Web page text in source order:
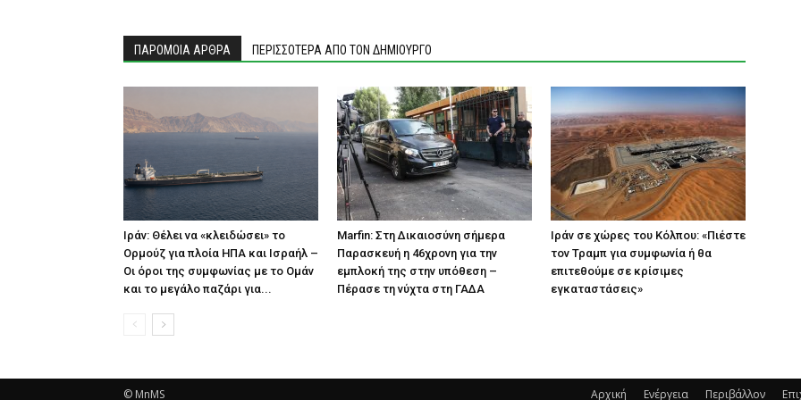
ΠΑΡΟΜΟΙΑ ΑΡΘΡΑ ΠΕΡΙΣΣΟΤΕΡΑ ΑΠΟ ΤΟΝ ΔΗΜΙΟΥΡΓΟ
Ιράν: Θέλει να «κλειδώσει» το
Ορμούζ για πλοία ΗΠΑ και Ισραήλ –
Οι όροι της συμφωνίας με το Ομάν
και το μεγάλο παζάρι για...
Marfin: Στη Δικαιοσύνη σήμερα
Παρασκευή η 46χρονη για την
εμπλοκή της στην υπόθεση –
Πέρασε τη νύχτα στη ΓΑΔΑ
Ιράν σε χώρες του Κόλπου: «Πιέστε
τον Τραμπ για συμφωνία ή θα
επιτεθούμε σε κρίσιμες
εγκαταστάσεις»
Αρχική Ενέργεια Περιβάλλον
© MnMS